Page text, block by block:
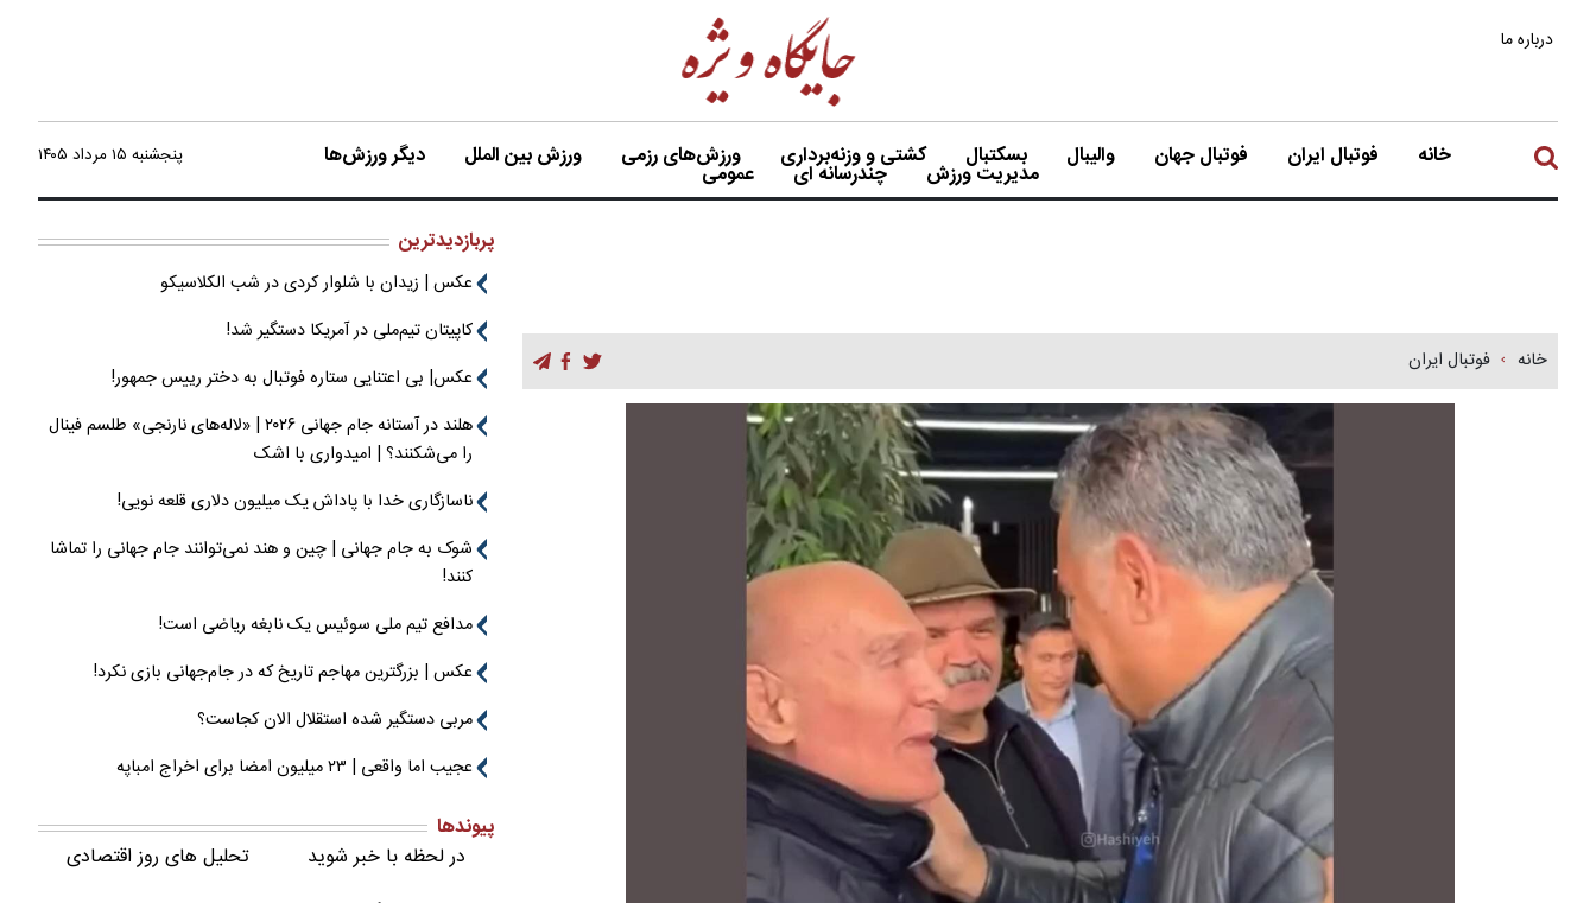
درباره ما
خانه فوتبال ایران فوتبال جهان والیبال بسکتبال کشتی و وزنه‌برداری ورزش‌های رزمی ورزش بین الملل دیگر ورزش‌ها
مدیریت ورزش چندرسانه ای عمومی
پنجشنبه ۱۵ مرداد ۱۴۰۵
خانه فوتبال ایران
پربازدیدترین
عکس | زیدان با شلوار کردی در شب الکلاسیکو
کاپیتان تیم‌ملی در آمریکا دستگیر شد!
عکس| بی اعتنایی ستاره فوتبال به دختر رییس جمهور!
هلند در آستانه جام جهانی ۲۰۲۶ | «لاله‌های نارنجی» طلسم فینال
را می‌شکنند؟ | امیدواری با اشک
ناسازگاری خدا با پاداش یک میلیون دلاری قلعه نویی!
شوک به جام جهانی | چین و هند نمی‌توانند جام جهانی را تماشا
کنند!
مدافع تیم ملی سوئیس یک نابغه ریاضی است!
عکس | بزرگترین مهاجم تاریخ که در جام‌جهانی بازی نکرد!
مربی دستگیر شده استقلال الان کجاست؟
عجیب اما واقعی | ۲۳ میلیون امضا برای اخراج امباپه
پیوندها
در لحظه با خبر شوید
تحلیل های روز اقتصادی